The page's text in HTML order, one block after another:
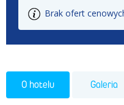
Brak ofert
O hotelu Galeria